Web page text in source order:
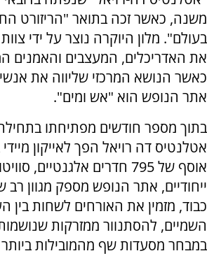
משנה, כאשר זכה בתואר "הריזורט
בעולם". מלון היוקרה נוצר על ידי
את האדריכלים, המעצבים והאמנים
כאשר הנושא המרכזי שליווה את
אתר הנופש הוא "אש ומים".
בתוך מספר חודשים מפתיחתו
אטלנטיס דה רויאל הפך לאייקון
אוסף של 795 חדרים אלגנטיים,
ייחודיים, אתר הנופש מספק מגוון רב
כבוד, מזמין את האורחים לשחות בין
השמיים, להסתנוור ממזרקות
במבחר מסעדות שף מהמובילות